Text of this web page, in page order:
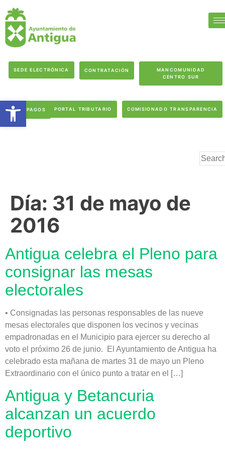
SEDE ELECTRÓNICA CONTRATACIÓN
MANCOMUNIDAD
CENTRO SUR
PAGOS PORTAL TRIBUTARIO COMISIONADO TRANSPARENCIA
Día: 31 de mayo de
2016
Antigua celebra el Pleno para
consignar las mesas
electorales
• Consignadas las personas responsables de las nueve
mesas electorales que disponen los vecinos y vecinas
empadronadas en el Municipio para ejercer su derecho al
voto el próximo 26 de junio. El Ayuntamiento de Antigua ha
celebrado esta mañana de martes 31 de mayo un Pleno
Extraordinario con el único punto a tratar en el […]
Antigua y Betancuria
alcanzan un acuerdo
deportivo
Abrir barra de herramientas